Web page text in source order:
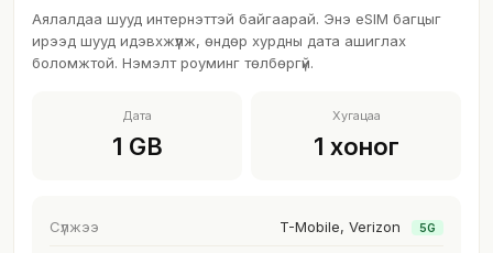
Аялалдаа шууд интернэттэй байгаарай. Энэ eSIM багцыг
ирээд шууд идэвхжүүлж, өндөр хурдны дата ашиглах
боломжтой. Нэмэлт роуминг төлбөргүй.
Дата
1 GB
Хугацаа
1 хоног
Сүлжээ T-Mobile, Verizon 5G